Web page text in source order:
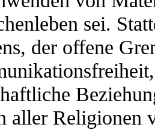
sei.
der offene
aller Religionen